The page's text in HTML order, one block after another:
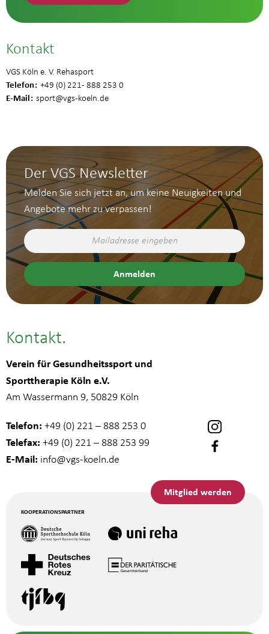
Kontakt
VGS Köln e. V. Rehasport
Telefon +49 (0) 221 - 888 253 0
E-Mail sport@vgs-koeln.de
Der VGS Newsletter
Melden Sie sich jetzt an, um keine Neuigkeiten und
Angebote mehr zu verpassen!
Kontakt
Verein für Gesundheitssport und
Sporttherapie Köln e.V.
Am Wassermann 9, 50829 Köln
Telefon: +49 (0) 221 – 888 253 0
Telefax: +49 (0) 221 – 888 253 99
E-Mail: info@vgs-koeln.de
Mitglied werden
KOOPERATIONSPARTNER